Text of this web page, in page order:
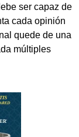
ser capaz de
cada opinión
quede de una
múltiples